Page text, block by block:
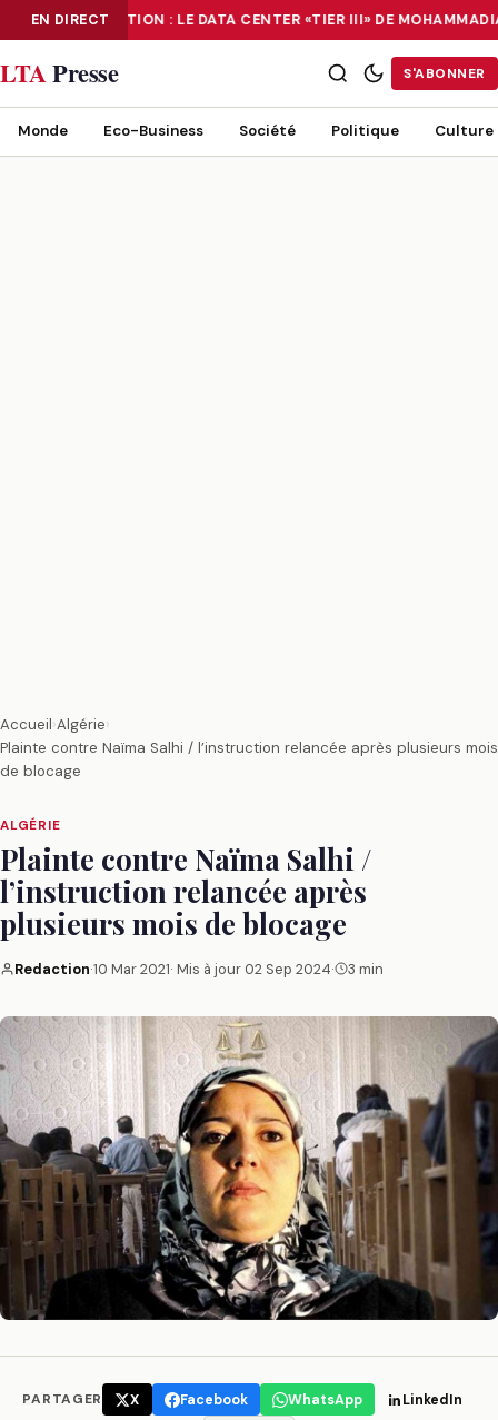
EN DIRECT
NUMÉRISATION : LE DATA CENTER «TIER III» DE
NUMÉRISATION : LE DATA CENTER «TIER III» DE MOHAMMADIA, UN
LTAPresse S'ABONNER
Monde Eco-Business Société Politique Culture
Accueil›Algérie›
Plainte contre Naïma Salhi / l’instruction relancée après plusieurs mois
de blocage
ALGÉRIE
Plainte contre Naïma Salhi /
l’instruction relancée après
plusieurs mois de blocage
Redaction·10 Mar 2021· Mis à jour 02 Sep 2024· 3 min
PARTAGER X Facebook WhatsApp
LinkedIn